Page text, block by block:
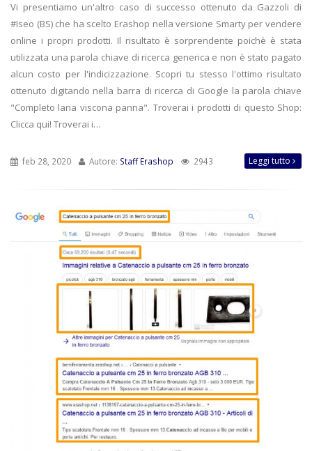
Vi presentiamo un'altro caso di successo ottenuto da Gazzoli di
#Iseo (BS) che ha scelto Erashop nella versione Smarty per vendere
online i propri prodotti. Il risultato è sorprendente poichè è stata
utilizzata una parola chiave di ricerca generica e non è stato pagato
alcun costo per l'indicizzazione. Scopri tu stesso l'ottimo risultato
ottenuto digitando nella barra di ricerca di Google la parola chiave
"Completo lana viscona panna". Troverai i prodotti di questo Shop:
Clicca qui! Troverai i…
feb 28, 2020 Autore: Staff Erashop 2943 Leggi tutto